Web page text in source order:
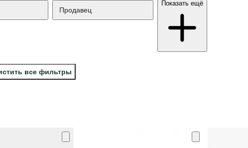
Продавец
Показать ещё
все фильтры